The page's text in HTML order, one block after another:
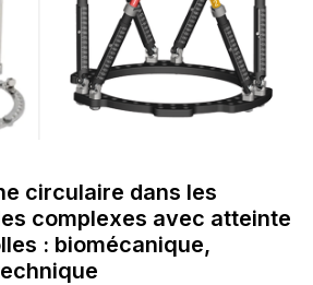
circulaire dans les
complexes avec atteinte
: biomécanique,